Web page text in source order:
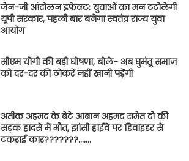
जेन-जी आंदोलन इफेक्ट: युवाओं का मन टटोलेगी
यूपी सरकार, पहली बार बनेगा स्वतंत्र राज्य युवा
आयोग
सीएम योगी की बड़ी घोषणा, बोले- अब घुमंतू समाज
को दर-दर की ठोकरें नहीं खानी पड़ेंगी
अतीक अहमद के बेटे आबान अहमद समेत दो की
सड़क हादसे में मौत, झांसी हाईवे पर डिवाइडर से
टकराई कार???????…….